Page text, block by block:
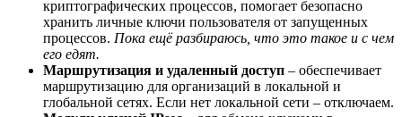
криптографических процессов, помогает безопасно
хранить личные ключи пользователя от запущенных
процессов. Пока ещё разбираюсь, что это такое и с чем
его едят.
Маршрутизация и удаленный доступ – обеспечивает
маршрутизацию для организаций в локальной и
глобальной сетях. Если нет локальной сети – отключаем.